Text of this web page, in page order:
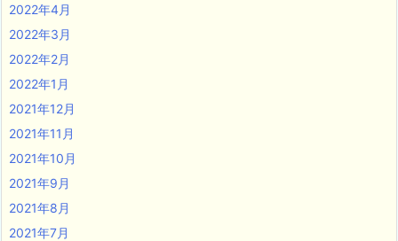
2022年4月
2022年3月
2022年2月
2022年1月
2021年12月
2021年11月
2021年10月
2021年9月
2021年8月
2021年7月